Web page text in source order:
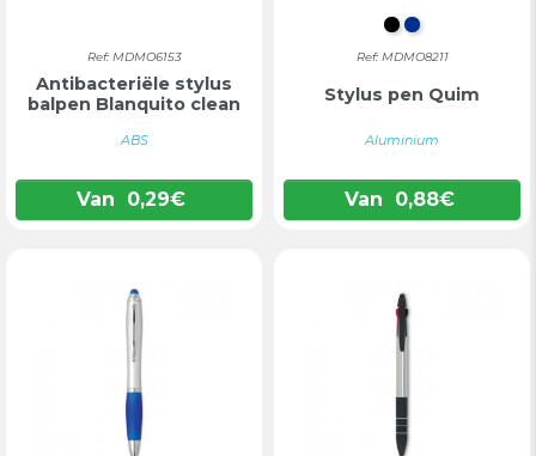
Ref: MDMO6153
Antibacteriële stylus
balpen Blanquito clean
ABS
Van 0,29€
ZWART
BLAUW
Ref: MDMO8211
Stylus pen Quim
Aluminium
Van 0,88€